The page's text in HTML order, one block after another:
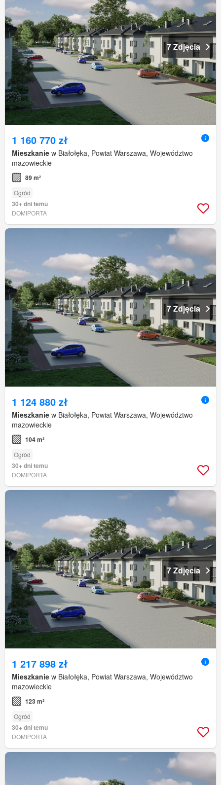
7 Zdjęcia
1 160 770 zł
Mieszkanie w Białołęka, Powiat Warszawa, Województwo
mazowieckie
89 m²
Ogród
30+ dni temu
DOMIPORTA
7 Zdjęcia
1 124 880 zł
Mieszkanie w Białołęka, Powiat Warszawa, Województwo
mazowieckie
104 m²
Ogród
30+ dni temu
DOMIPORTA
7 Zdjęcia
1 217 898 zł
Mieszkanie w Białołęka, Powiat Warszawa, Województwo
mazowieckie
123 m²
Ogród
30+ dni temu
DOMIPORTA